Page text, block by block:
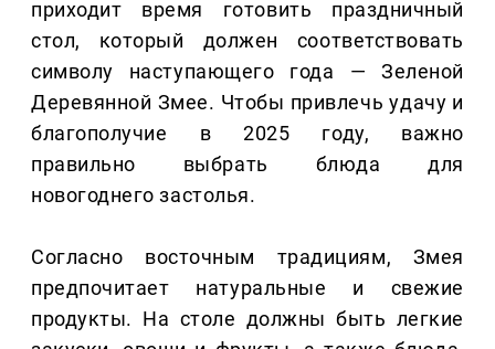
приходит время готовить праздничный
стол, который должен соответствовать
символу наступающего года — Зеленой
Деревянной Змее. Чтобы привлечь удачу и
благополучие в 2025 году, важно
правильно выбрать блюда для
новогоднего застолья.
Согласно восточным традициям, Змея
предпочитает натуральные и свежие
продукты. На столе должны быть легкие